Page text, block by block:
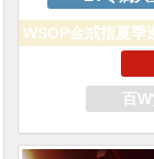
双旦
WSOP金戒指夏季
百W